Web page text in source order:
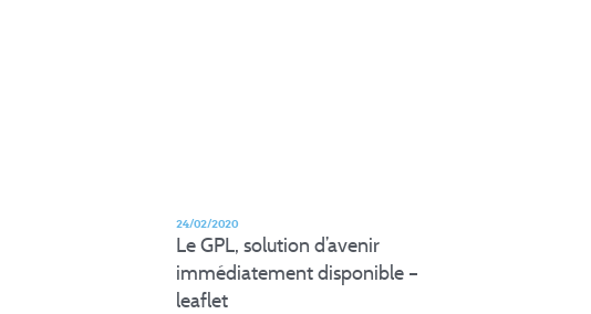
24/02/2020
Le GPL, solution d’avenir
immédiatement disponible –
leaflet